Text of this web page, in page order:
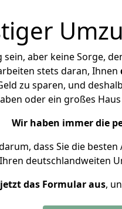
aber keine Sorge,
stets daran, Ihnen
zu sparen, und
oder ein großes
Wir haben immer die
dass Sie die
deutschlandweiten
das Formular aus,